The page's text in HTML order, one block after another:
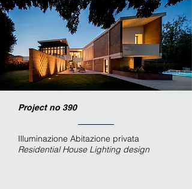
Project no 390
Illuminazione Abitazione privata
Residential House Lighting design